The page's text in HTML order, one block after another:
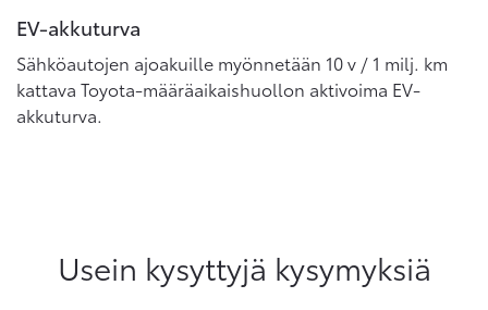
EV-akkuturva
Sähköautojen ajoakuille myönnetään 10 v / 1 milj. km
kattava Toyota-määräaikaishuollon aktivoima EV-
akkuturva.
Usein kysyttyjä kysymyksiä